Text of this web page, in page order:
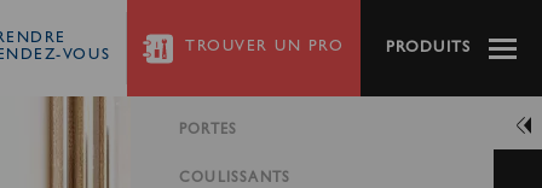
VOUS
TROUVER UN PRO PRODUITS
PORTES
COULISSANTS